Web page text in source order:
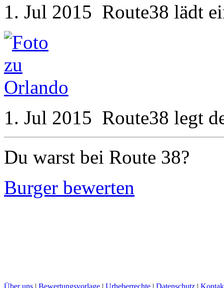
1. Jul 2015 Route38 lädt
1. Jul 2015 Route38 legt
Du warst bei Route 38?
Burger bewerten
Über uns | Bewertungsvorlage | Urheberrechte | Datenschutz |